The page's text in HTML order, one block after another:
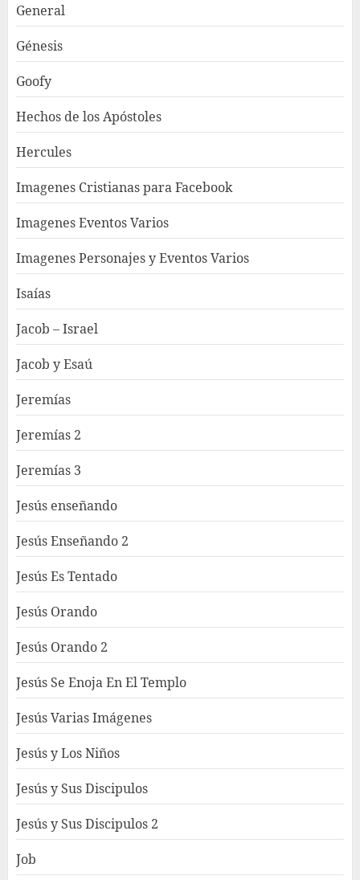
General
Génesis
Goofy
Hechos de los Apóstoles
Hercules
Imagenes Cristianas para Facebook
Imagenes Eventos Varios
Imagenes Personajes y Eventos Varios
Isaías
Jacob – Israel
Jacob y Esaú
Jeremías
Jeremías 2
Jeremías 3
Jesús enseñando
Jesús Enseñando 2
Jesús Es Tentado
Jesús Orando
Jesús Orando 2
Jesús Se Enoja En El Templo
Jesús Varias Imágenes
Jesús y Los Niños
Jesús y Sus Discipulos
Jesús y Sus Discipulos 2
Job